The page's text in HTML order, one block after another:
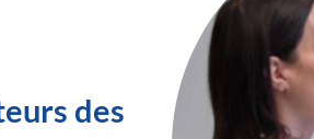
des